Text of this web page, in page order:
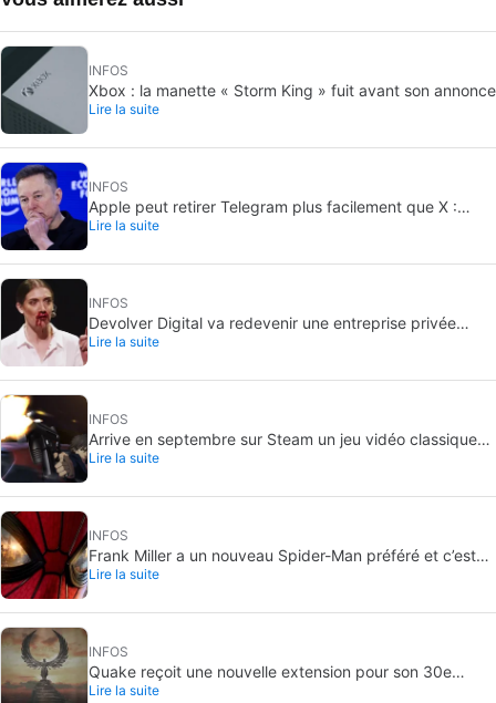
INFOS
Xbox : la manette « Storm King » fuit avant son annonce
Lire la suite
INFOS
Apple peut retirer Telegram plus facilement que X :
pourquoi l’app est plus exposée
Lire la suite
INFOS
Devolver Digital va redevenir une entreprise privée
parce que créer de la valeur pour les investisseurs va
Lire la suite
INFOS
Arrive en septembre sur Steam un jeu vidéo classique
que, jusqu’à présent, on ne pouvait acheter qu’en DVD
Lire la suite
INFOS
Frank Miller a un nouveau Spider-Man préféré et c’est
celui de Brand New Day
Lire la suite
INFOS
Quake reçoit une nouvelle extension pour son 30e
anniversaire
Lire la suite